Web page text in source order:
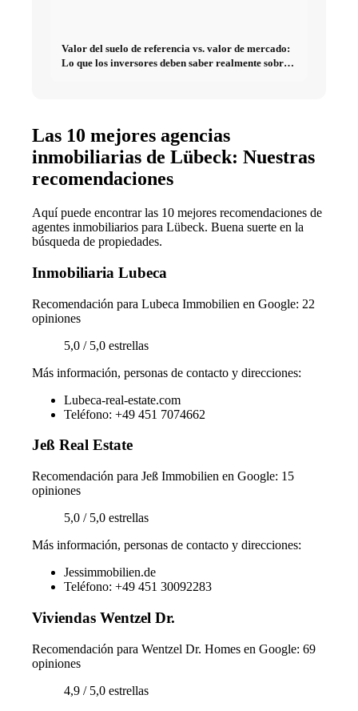
Valor del suelo de referencia vs. valor de mercado:
Lo que los inversores deben saber realmente sobre
Las 10 mejores agencias
inmobiliarias de Lübeck: Nuestras
recomendaciones
Aquí puede encontrar las 10 mejores recomendaciones de
agentes inmobiliarios para Lübeck. Buena suerte en la
búsqueda de propiedades.
Inmobiliaria Lubeca
Recomendación para Lubeca Immobilien en Google: 22
opiniones
5,0 / 5,0 estrellas
Más información, personas de contacto y direcciones:
Lubeca-real-estate.com
Teléfono: +49 451 7074662
Jeß Real Estate
Recomendación para Jeß Immobilien en Google: 15
opiniones
5,0 / 5,0 estrellas
Más información, personas de contacto y direcciones:
Jessimmobilien.de
Teléfono: +49 451 30092283
Viviendas Wentzel Dr.
Recomendación para Wentzel Dr. Homes en Google: 69
opiniones
4,9 / 5,0 estrellas